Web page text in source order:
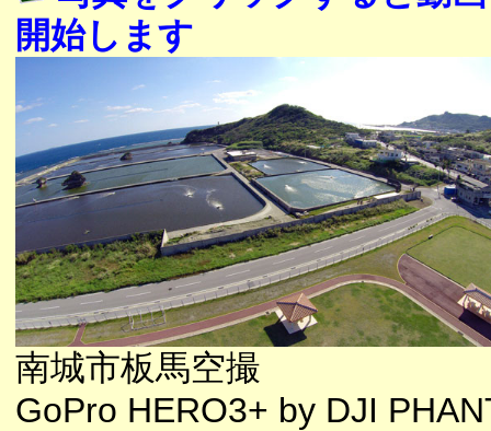
開始します
南城市板馬空撮
GoPro HERO3+ by DJI